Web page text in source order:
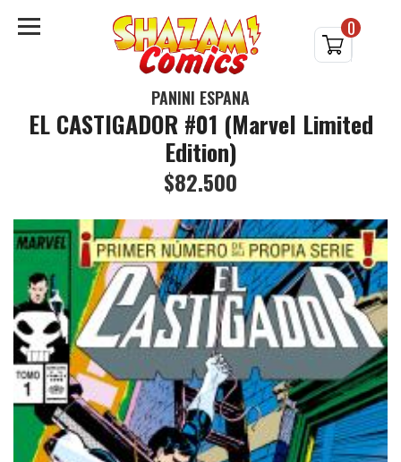
0
PANINI ESPAÑA
EL CASTIGADOR #01 (Marvel Limited
Edition)
$82.500